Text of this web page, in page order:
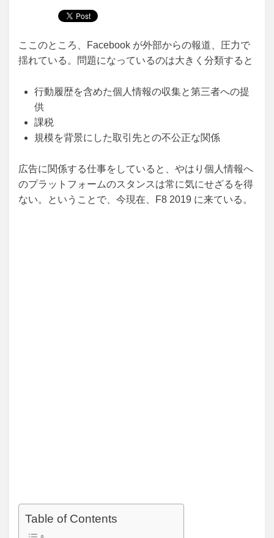
ここのところ、Facebook が外部からの報道、圧力で
揺れている。問題になっているのは大きく分類すると
行動履歴を含めた個人情報の収集と第三者への提
供
課税
規模を背景にした取引先との不公正な関係
広告に関係する仕事をしていると、やはり個人情報へ
のプラットフォームのスタンスは常に気にせざるを得
ない。ということで、今現在、F8 2019 に来ている。
Table of Contents